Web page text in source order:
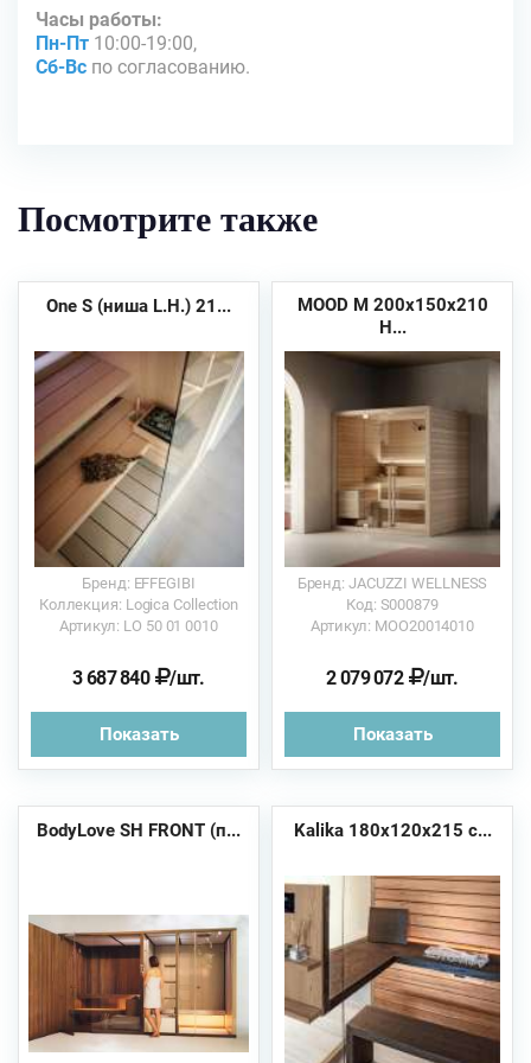
Часы работы:
Пн-Пт 10:00-19:00,
Сб-Вс по согласованию.
Посмотрите также
One S (ниша L.H.) 21...
Бренд: EFFEGIBI
Коллекция: Logica Collection
Артикул: LO 50 01 0010
3 687 840 /шт.
Показать
MOOD M 200x150x210
H...
Бренд: JACUZZI WELLNESS
Код: S000879
Артикул: MOO20014010
2 079 072 /шт.
Показать
BodyLove SH FRONT (п... Kalika 180x120x215 с...